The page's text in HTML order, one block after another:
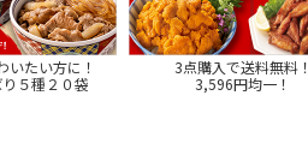
いたい方に！
５種２０袋
3点購入で送料無料！
3,596円均一！